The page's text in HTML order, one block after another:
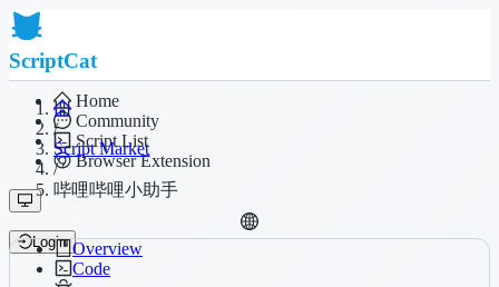
ScriptCat
Home
Community
Script List
Browser Extension
Login
/
Script Market
/
哔哩哔哩小助手
Overview
Code